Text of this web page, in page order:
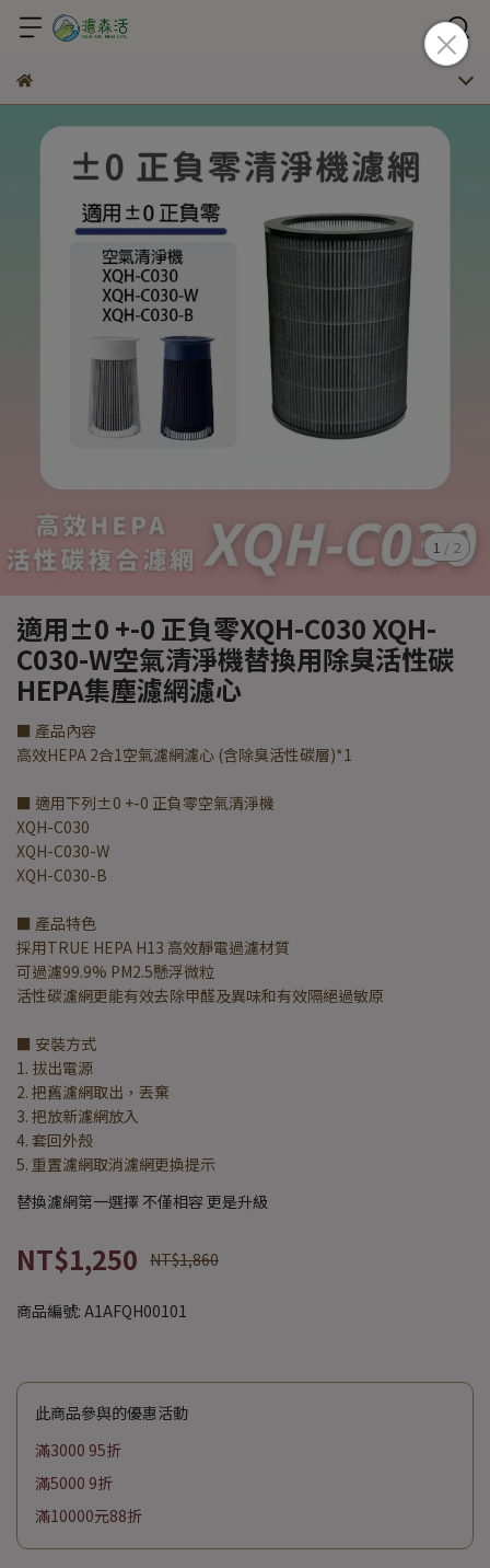
1 / 2
適用±0 +-0 正負零XQH-C030 XQH-
C030-W空氣清淨機替換用除臭活性碳
HEPA集塵濾網濾心
■ 產品內容
高效HEPA 2合1空氣濾網濾心 (含除臭活性碳層)*1
■ 適用下列±0 +-0 正負零空氣清淨機
XQH-C030
XQH-C030-W
XQH-C030-B
■ 產品特色
採用TRUE HEPA H13 高效靜電過濾材質
可過濾99.9% PM2.5懸浮微粒
活性碳濾網更能有效去除甲醛及異味和有效隔絕過敏原
■ 安裝方式
1. 拔出電源
2. 把舊濾網取出，丟棄
3. 把放新濾網放入
4. 套回外殼
5. 重置濾網取消濾網更換提示
替換濾網第一選擇 不僅相容 更是升級
NT$1,250 NT$1,860
商品編號: A1AFQH00101
此商品參與的優惠活動
滿3000 95折
滿5000 9折
滿10000元88折